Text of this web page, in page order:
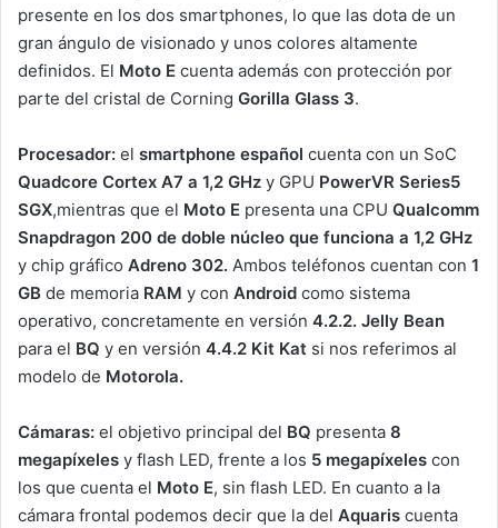
presente en los dos smartphones, lo que las dota de un
gran ángulo de visionado y unos colores altamente
definidos. El Moto E cuenta además con protección por
parte del cristal de Corning Gorilla Glass 3.
Procesador: el smartphone español cuenta con un SoC
Quadcore Cortex A7 a 1,2 GHz y GPU PowerVR Series5
SGX,mientras que el Moto E presenta una CPU Qualcomm
Snapdragon 200 de doble núcleo que funciona a 1,2 GHz
y chip gráfico Adreno 302. Ambos teléfonos cuentan con 1
GB de memoria RAM y con Android como sistema
operativo, concretamente en versión 4.2.2. Jelly Bean
para el BQ y en versión 4.4.2 Kit Kat si nos referimos al
modelo de Motorola.
Cámaras: el objetivo principal del BQ presenta 8
megapíxeles y flash LED, frente a los 5 megapíxeles con
los que cuenta el Moto E, sin flash LED. En cuanto a la
cámara frontal podemos decir que la del Aquaris cuenta